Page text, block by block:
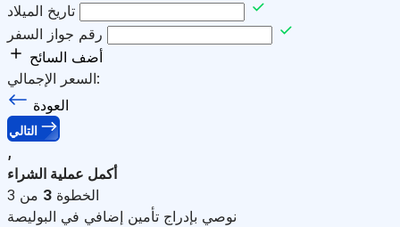
تاريخ الميلاد
رقم جواز السفر
أضف السائح
السعر الإجمالي:
العودة
التالي
,
أكمل عملية الشراء
الخطوة 3 من 3
نوصي بإدراج تأمين إضافي في البوليصة